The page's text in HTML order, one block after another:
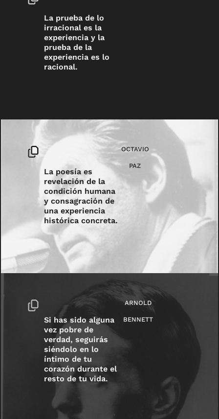
La prueba de lo
irracional es la
experiencia y la
prueba de la
experiencia es lo
racional.
La poesía es
revelación de la
condición humana
y consagración de
una experiencia
histórica concreta.
OCTAVIO
PAZ
Si has sido alguna
vez pobre de
verdad, seguirás
siéndolo en lo
íntimo de tu
corazón durante el
resto de tu vida.
ARNOLD
BENNETT